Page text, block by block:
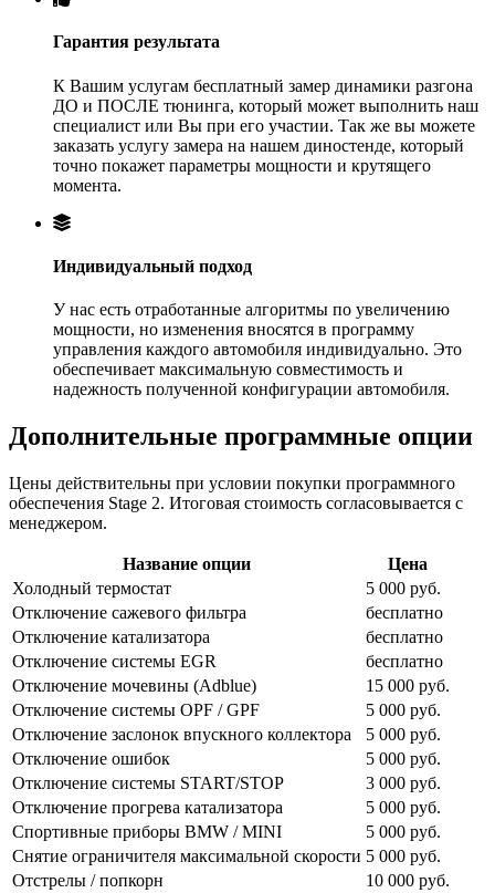
Гарантия результата
К Вашим услугам бесплатный замер динамики разгона
ДО и ПОСЛЕ тюнинга, который может выполнить наш
специалист или Вы при его участии. Так же вы можете
заказать услугу замера на нашем диностенде, который
точно покажет параметры мощности и крутящего
момента.
Индивидуальный подход
У нас есть отработанные алгоритмы по увеличению
мощности, но изменения вносятся в программу
управления каждого автомобиля индивидуально. Это
обеспечивает максимальную совместимость и
надежность полученной конфигурации автомобиля.
Дополнительные программные опции
Цены действительны при условии покупки программного
обеспечения Stage 2. Итоговая стоимость согласовывается с
менеджером.
Название опции
Цена
Холодный термостат
5 000 руб.
Отключение сажевого фильтра
бесплатно
Отключение катализатора
бесплатно
Отключение системы EGR
бесплатно
Отключение мочевины (Adblue)
15 000 руб.
Отключение системы OPF / GPF
5 000 руб.
Отключение заслонок впускного коллектора
5 000 руб.
Отключение ошибок
5 000 руб.
Отключение системы START/STOP
3 000 руб.
Отключение прогрева катализатора
5 000 руб.
Спортивные приборы BMW / MINI
5 000 руб.
Снятие ограничителя максимальной скорости 5 000 руб.
Отстрелы / попкорн
10 000 руб.